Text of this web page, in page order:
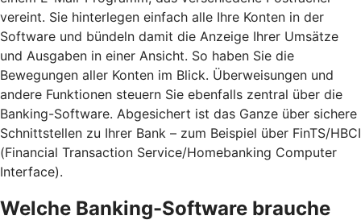
vereint. Sie hinterlegen einfach alle Ihre Konten in der
Software und bündeln damit die Anzeige Ihrer Umsätze
und Ausgaben in einer Ansicht. So haben Sie die
Bewegungen aller Konten im Blick. Überweisungen und
andere Funktionen steuern Sie ebenfalls zentral über die
Banking-Software. Abgesichert ist das Ganze über sichere
Schnittstellen zu Ihrer Bank – zum Beispiel über FinTS/HBCI
(Financial Transaction Service/Homebanking Computer
Interface).
Welche Banking-Software brauche